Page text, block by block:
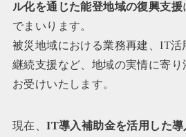
ル化を通じた能登地域の復興支援
でまいります。
被災地域における業務再建、IT活
継続支援など、地域の実情に寄り
お受けいたします。
現在、IT導入補助金を活用した